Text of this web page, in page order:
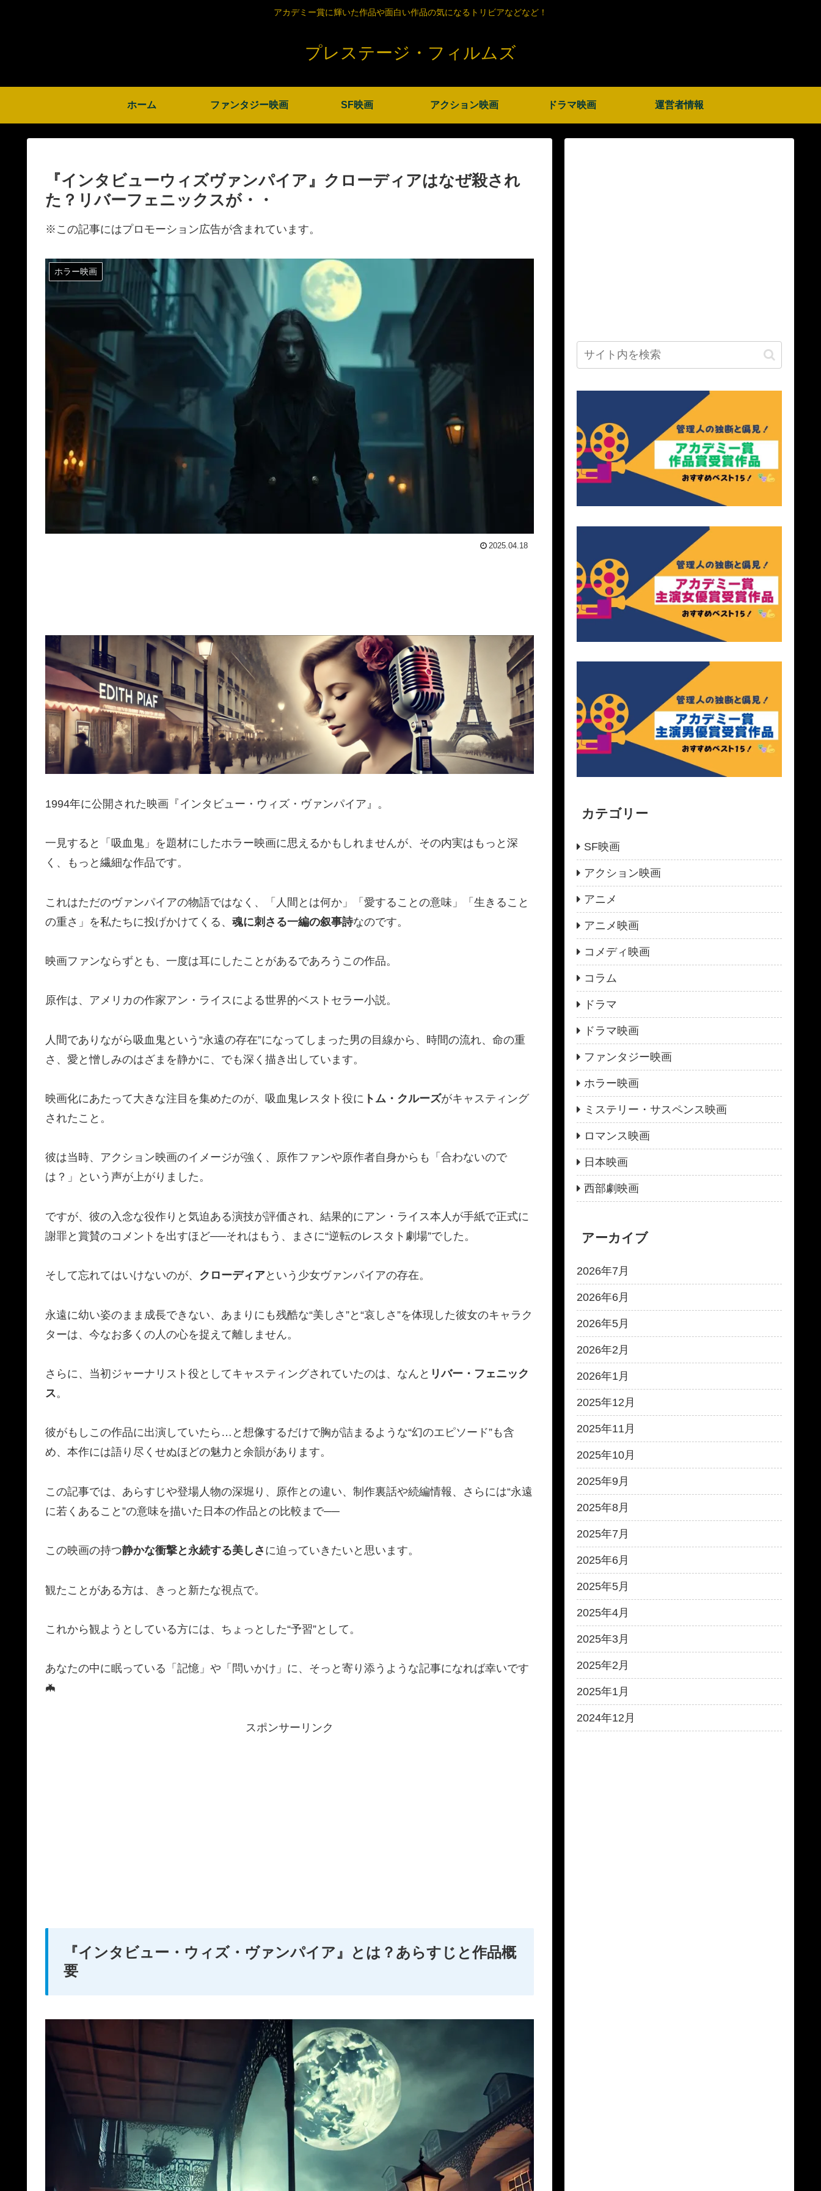
アカデミー賞に輝いた作品や面白い作品の気になるトリビアなどなど！
プレステージ・フィルムズ
ホーム ファンタジー映画 SF映画 アクション映画 ドラマ映画 運営者情報
『インタビューウィズヴァンパイア』クローディアはなぜ殺され
た？リバーフェニックスが・・
※この記事にはプロモーション広告が含まれています。
ホラー映画
2025.04.18
1994年に公開された映画『インタビュー・ウィズ・ヴァンパイア』。
一見すると「吸血鬼」を題材にしたホラー映画に思えるかもしれませんが、その内実はもっと深
く、もっと繊細な作品です。
これはただのヴァンパイアの物語ではなく、「人間とは何か」「愛することの意味」「生きること
の重さ」を私たちに投げかけてくる、 魂に刺さる一編の叙事詩なのです。
映画ファンならずとも、一度は耳にしたことがあるであろうこの作品。
原作は、アメリカの作家アン・ライスによる世界的ベストセラー小説。
人間でありながら吸血鬼という“永遠の存在”になってしまった男の目線から、時間の流れ、命の重
さ、愛と憎しみのはざまを静かに、でも深く描き出しています。
映画化にあたって大きな注目を集めたのが、吸血鬼レスタト役に トム・クルーズがキャスティング
されたこと。
彼は当時、アクション映画のイメージが強く、原作ファンや原作者自身からも「合わないので
は？」という声が上がりました。
ですが、彼の入念な役作りと気迫ある演技が評価され、結果的にアン・ライス本人が手紙で正式に
謝罪と賞賛のコメントを出すほど──それはもう、まさに“逆転のレスタト劇場”でした。
そして忘れてはいけないのが、 クローディアという少女ヴァンパイアの存在。
永遠に幼い姿のまま成長できない、あまりにも残酷な“美しさ”と“哀しさ”を体現した彼女のキャラク
ターは、今なお多くの人の心を捉えて離しません。
さらに、当初ジャーナリスト役としてキャスティングされていたのは、なんと リバー・フェニック
ス。
彼がもしこの作品に出演していたら…と想像するだけで胸が詰まるような“幻のエピソード”も含
め、本作には語り尽くせぬほどの魅力と余韻があります。
この記事では、あらすじや登場人物の深堀り、原作との違い、制作裏話や続編情報、さらには“永遠
に若くあること”の意味を描いた日本の作品との比較まで──
この映画の持つ静かな衝撃と永続する美しさ に迫っていきたいと思います。
観たことがある方は、きっと新たな視点で。
これから観ようとしている方には、ちょっとした“予習”として。
あなたの中に眠っている「記憶」や「問いかけ」に、そっと寄り添うような記事になれば幸いです
🦇
スポンサーリンク
『インタビュー・ウィズ・ヴァンパイア』とは？あらすじと作品概
要
カテゴリー
SF映画
アクション映画
アニメ
アニメ映画
コメディ映画
コラム
ドラマ
ドラマ映画
ファンタジー映画
ホラー映画
ミステリー・サスペンス映画
ロマンス映画
日本映画
西部劇映画
アーカイブ
2026年7月
2026年6月
2026年5月
2026年2月
2026年1月
2025年12月
2025年11月
2025年10月
2025年9月
2025年8月
2025年7月
2025年6月
2025年5月
2025年4月
2025年3月
2025年2月
2025年1月
2024年12月